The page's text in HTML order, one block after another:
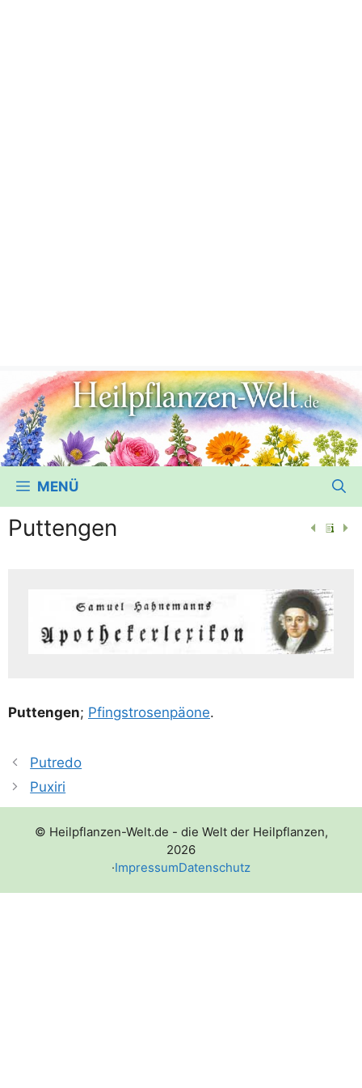
MENÜ
Puttengen
Put­ten­gen; Pfingst­ro­sen­päo­ne.
Putredo
Puxiri
© Heilpflanzen-Welt.de - die Welt der Heilpflanzen,
2026
·ImpressumDatenschutz